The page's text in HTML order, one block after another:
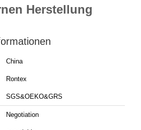
Herstellung
China
Rontex
SGS&OEKO&GRS
Negotiation